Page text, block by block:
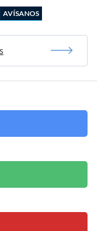
AVÍSANOS